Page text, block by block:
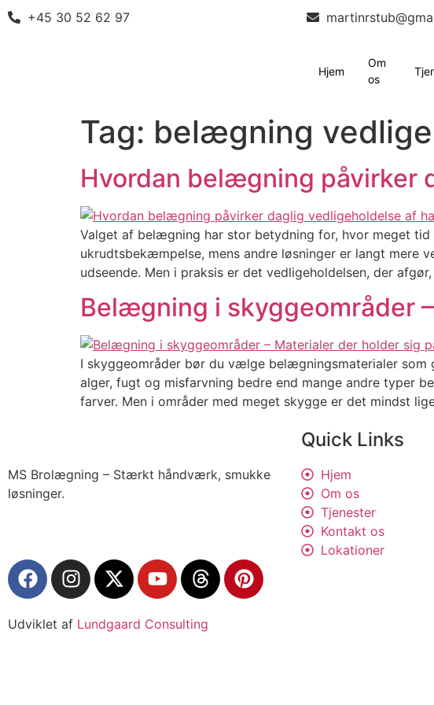
+45 30 52 62 97
Hjem
Om
os
Tag: belægning
Hvordan belægning påvirker
Valget af belægning har stor betydning for, hvor meget
ukrudtsbekæmpelse, mens andre løsninger er langt
udseende. Men i praksis er det vedligeholdelsen, der
Belægning i skyggeområder
I skyggeområder bør du vælge belægningsmaterialer
alger, fugt og misfarvning bedre end mange andre typer
farver. Men i områder med meget skygge er det mindst
MS Brolægning – Stærkt håndværk, smukke
løsninger.
Quick Links
Hjem
Om os
Tjenester
Kontakt os
Lokationer
Udviklet af Lundgaard Consulting